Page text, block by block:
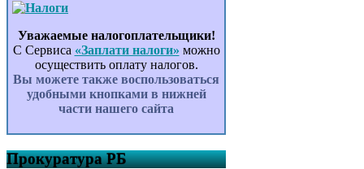
Уважаемые налогоплательщики!
С Сервиса «Заплати налоги» можно
осуществить оплату налогов.
Вы можете также воспользоваться
удобными кнопками в нижней
части нашего сайта
Прокуратура РБ